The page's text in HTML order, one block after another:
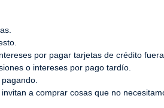
por pagar tarjetas de crédito
o intereses por pago tardío.
a comprar cosas que no